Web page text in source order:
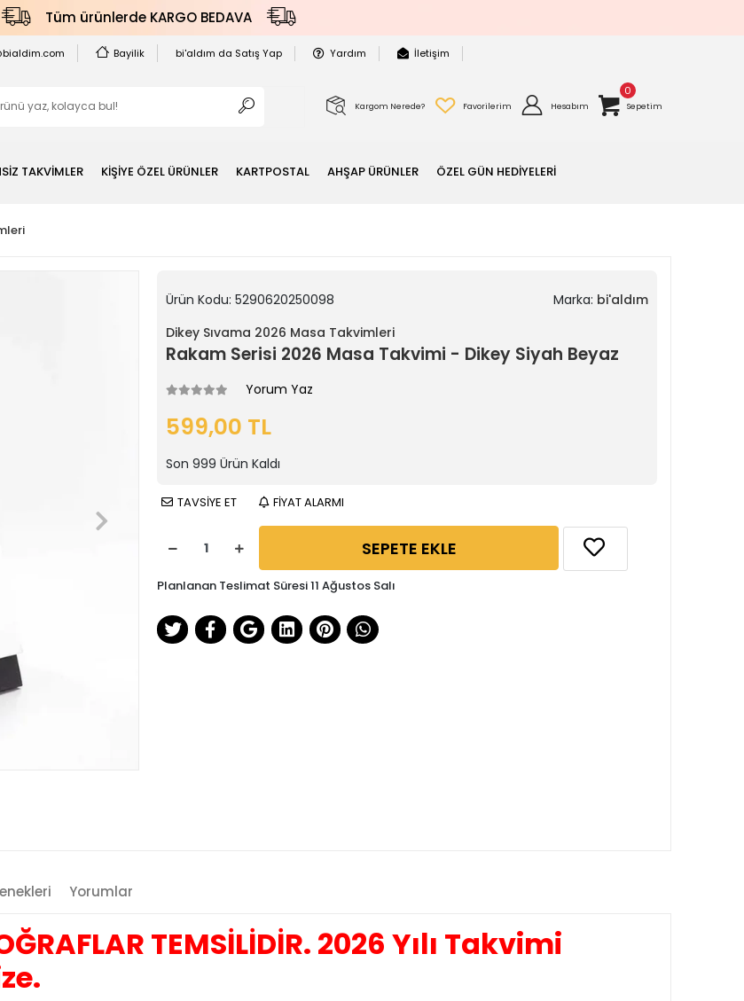
Tüm ürünlerde KARGO BEDAVA
Bayilik bi'aldım da Satış Yap Yardım İletişim
Kargom Nerede? Favorilerim Hesabım
0
Sepetim
TAKVİMLER KİŞİYE ÖZEL ÜRÜNLER KARTPOSTAL AHŞAP ÜRÜNLER ÖZEL GÜN HEDİYELERİ
Ürün Kodu: 5290620250098 Marka: bi'aldım
Dikey Sıvama 2026 Masa Takvimleri
Rakam Serisi 2026 Masa Takvimi - Dikey Siyah Beyaz
Yorum Yaz
599,00 TL
Son 999 Ürün Kaldı
TAVSİYE ET FİYAT ALARMI
SEPETE EKLE
Planlanan Teslimat Süresi 11 Ağustos Salı
Yorumlar
TEMSİLİDİR. 2026 Yılı Takvimi